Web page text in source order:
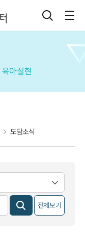
육아실현
도담소식
전체보기